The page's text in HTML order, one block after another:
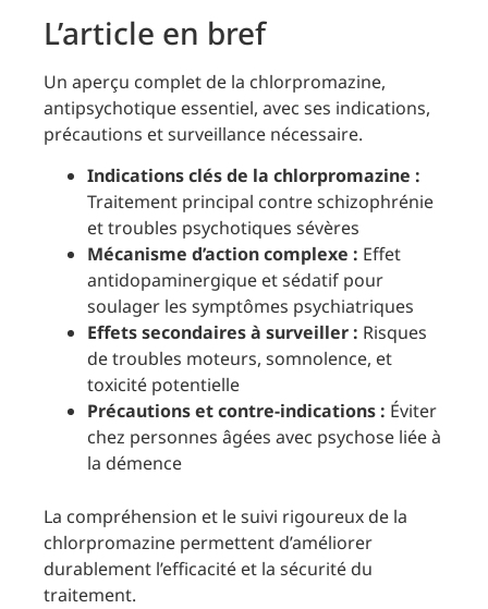
L’article en bref
Un aperçu complet de la chlorpromazine,
antipsychotique essentiel, avec ses indications,
précautions et surveillance nécessaire.
Indications clés de la chlorpromazine :
Traitement principal contre schizophrénie
et troubles psychotiques sévères
Mécanisme d’action complexe : Effet
antidopaminergique et sédatif pour
soulager les symptômes psychiatriques
Effets secondaires à surveiller : Risques
de troubles moteurs, somnolence, et
toxicité potentielle
Précautions et contre-indications : Éviter
chez personnes âgées avec psychose liée à
la démence
La compréhension et le suivi rigoureux de la
chlorpromazine permettent d’améliorer
durablement l’efficacité et la sécurité du
traitement.